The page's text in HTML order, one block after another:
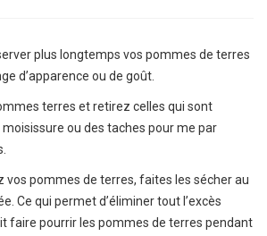
plus longtemps vos pommes de terres
d’apparence ou de goût.
terres et retirez celles qui sont
ou des taches pour me par
vos pommes de terres, faites les sécher au
Ce qui permet d’éliminer tout l’excès
faire pourrir les pommes de terres pendant